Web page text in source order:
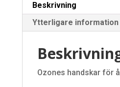
Beskrivning
Ytterligare information
Ozones handskar för